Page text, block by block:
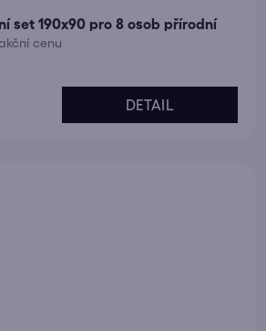
set 190x90 pro 8 osob přírodní
cenu
DETAIL